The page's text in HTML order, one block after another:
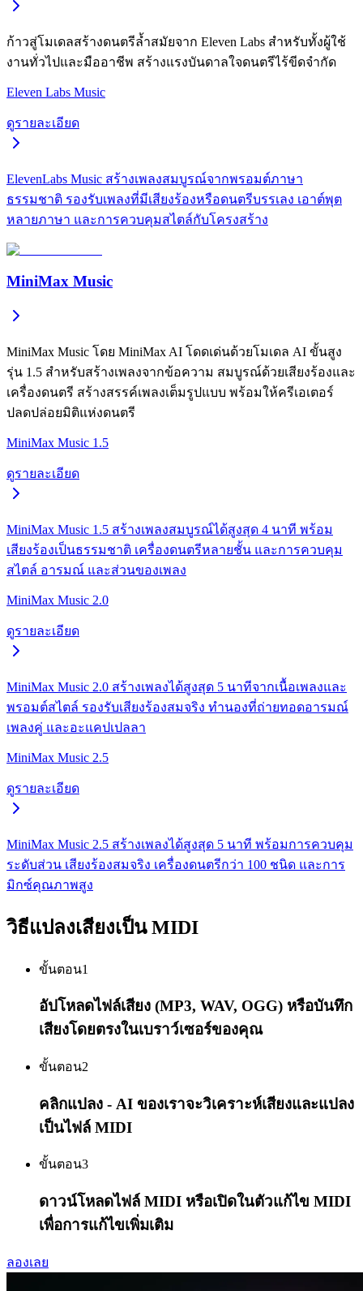
ก้าวสู่โมเดลสร้างดนตรีล้ำสมัยจาก Eleven Labs สำหรับทั้งผู้ใช้
งานทั่วไปและมืออาชีพ สร้างแรงบันดาลใจดนตรีไร้ขีดจำกัด
Eleven Labs Music
ดูรายละเอียด
ElevenLabs Music สร้างเพลงสมบูรณ์จากพรอมต์ภาษา
ธรรมชาติ รองรับเพลงที่มีเสียงร้องหรือดนตรีบรรเลง เอาต์พุต
หลายภาษา และการควบคุมสไตล์กับโครงสร้าง
MiniMax Music
MiniMax Music โดย MiniMax AI โดดเด่นด้วยโมเดล AI ขั้นสูง
รุ่น 1.5 สำหรับสร้างเพลงจากข้อความ สมบูรณ์ด้วยเสียงร้องและ
เครื่องดนตรี สร้างสรรค์เพลงเต็มรูปแบบ พร้อมให้ครีเอเตอร์
ปลดปล่อยมิติแห่งดนตรี
MiniMax Music 1.5
ดูรายละเอียด
MiniMax Music 1.5 สร้างเพลงสมบูรณ์ได้สูงสุด 4 นาที พร้อม
เสียงร้องเป็นธรรมชาติ เครื่องดนตรีหลายชั้น และการควบคุม
สไตล์ อารมณ์ และส่วนของเพลง
MiniMax Music 2.0
ดูรายละเอียด
MiniMax Music 2.0 สร้างเพลงได้สูงสุด 5 นาทีจากเนื้อเพลงและ
พรอมต์สไตล์ รองรับเสียงร้องสมจริง ทำนองที่ถ่ายทอดอารมณ์
เพลงคู่ และอะแคปเปลลา
MiniMax Music 2.5
ดูรายละเอียด
MiniMax Music 2.5 สร้างเพลงได้สูงสุด 5 นาที พร้อมการควบคุม
ระดับส่วน เสียงร้องสมจริง เครื่องดนตรีกว่า 100 ชนิด และการ
มิกซ์คุณภาพสูง
วิธีแปลงเสียงเป็น MIDI
ขั้นตอน1
อัปโหลดไฟล์เสียง (MP3, WAV, OGG) หรือบันทึก
เสียงโดยตรงในเบราว์เซอร์ของคุณ
ขั้นตอน2
คลิกแปลง - AI ของเราจะวิเคราะห์เสียงและแปลง
เป็นไฟล์ MIDI
ขั้นตอน3
ดาวน์โหลดไฟล์ MIDI หรือเปิดในตัวแก้ไข MIDI
เพื่อการแก้ไขเพิ่มเติม
ลองเลย